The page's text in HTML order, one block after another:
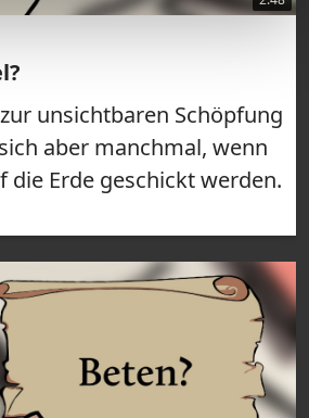
unsichtbaren Schöpfung
aber manchmal, wenn
die Erde geschickt werden.